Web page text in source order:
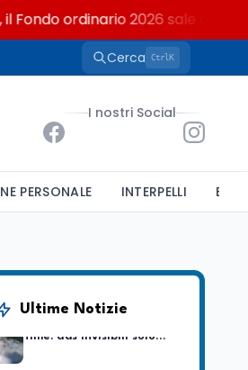
ordinario 2026 sale a 9,415
Cerca CtrlK
I nostri Social
PERSONALE INTERPELLI
Ultime Notizie
Mondo8 ago
europea in memoria
delle vittime del lavoro.
Università8 ago
Università statali, il
Fondo ordinario 2026
Tecnologia8 ago
Time: ads invisibili solo